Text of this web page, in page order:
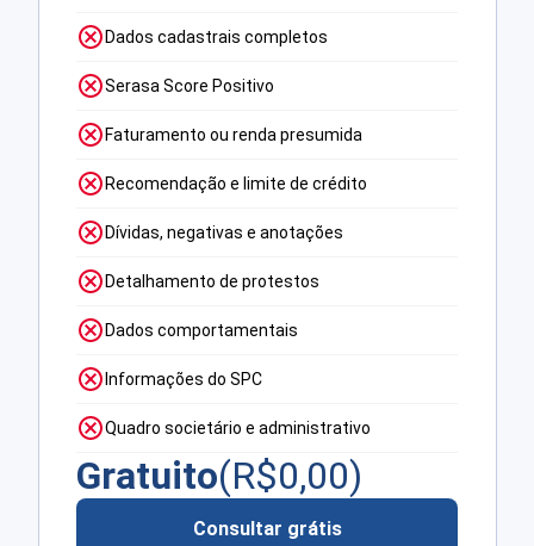
Dados cadastrais completos
Serasa Score Positivo
Faturamento ou renda presumida
Recomendação e limite de crédito
Dívidas, negativas e anotações
Detalhamento de protestos
Dados comportamentais
Informações do SPC
Quadro societário e administrativo
Gratuito(R$0,00)
Consultar grátis